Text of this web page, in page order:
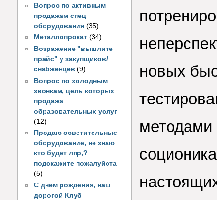
Вопрос по активным
продажам спец
оборудования (35)
Металлопрокат (34)
Возражение "вышлите
прайс" у закупщиков/
снабженцев (9)
Вопрос по холодным
звонкам, цель которых
продажа
образовательных услуг
(12)
Продаю осветительные
оборудование, не знаю
кто будет лпр,?
подскажите пожалуйста
(5)
С днем рождения, наш
дорогой Клуб
новых
методами